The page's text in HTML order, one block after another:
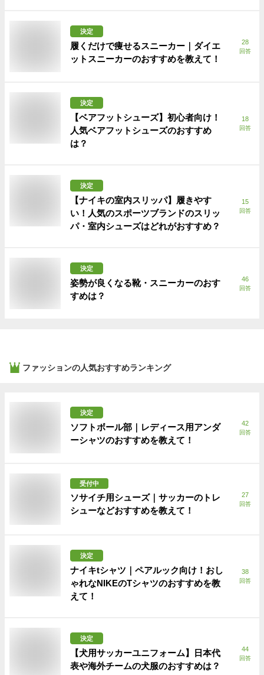
決定
履くだけで痩せるスニーカー｜ダイエ
ットスニーカーのおすすめを教えて！
28
回答
決定
【ベアフットシューズ】初心者向け！
人気ベアフットシューズのおすすめ
は？
18
回答
決定
【ナイキの室内スリッパ】履きやす
い！人気のスポーツブランドのスリッ
パ・室内シューズはどれがおすすめ？
15
回答
決定
姿勢が良くなる靴・スニーカーのおす
すめは？
46
回答
ファッションの人気おすすめランキング
決定
ソフトボール部｜レディース用アンダ
ーシャツのおすすめを教えて！
42
回答
受付中
ソサイチ用シューズ｜サッカーのトレ
シューなどおすすめを教えて！
27
回答
決定
ナイキtシャツ｜ペアルック向け！おし
ゃれなNIKEのTシャツのおすすめを教
えて！
38
回答
決定
【犬用サッカーユニフォーム】日本代
表や海外チームの犬服のおすすめは？
44
回答